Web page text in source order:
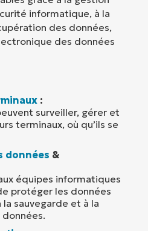
informatique, à la
des données,
des données
:
surveiller, gérer et
terminaux, où qu’ils se
données &
équipes informatiques
protéger les données
sauvegarde et à la